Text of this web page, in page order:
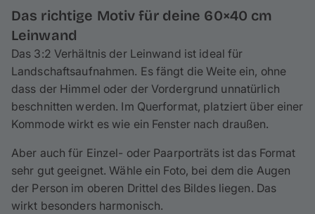
Das richtige Motiv für deine 60×40 cm
Leinwand
Das 3:2 Verhältnis der Leinwand ist ideal für
Landschaftsaufnahmen. Es fängt die Weite ein, ohne
dass der Himmel oder der Vordergrund unnatürlich
beschnitten werden. Im Querformat, platziert über einer
Kommode wirkt es wie ein Fenster nach draußen.
Aber auch für Einzel- oder Paarporträts ist das Format
sehr gut geeignet. Wähle ein Foto, bei dem die Augen
der Person im oberen Drittel des Bildes liegen. Das
wirkt besonders harmonisch.